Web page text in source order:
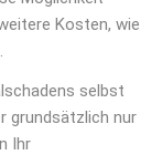
Kosten, wie
selbst
grundsätzlich nur
Ihr